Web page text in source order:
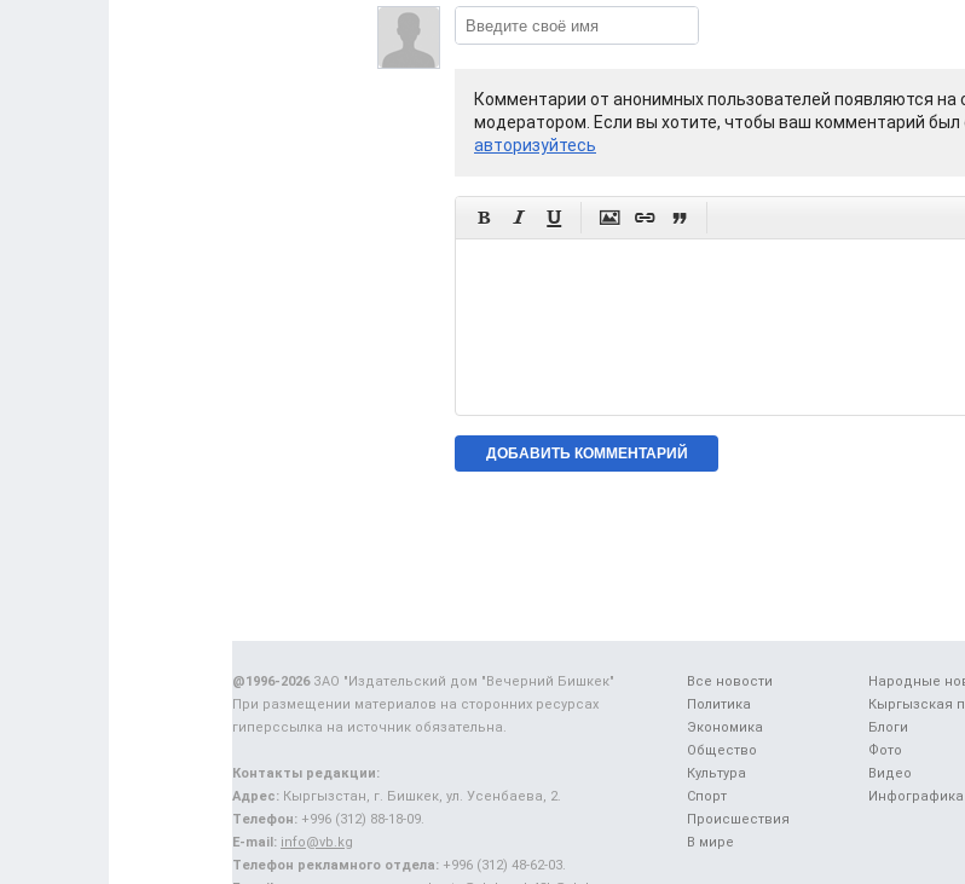
Комментарии от анонимных пользователей появляются на
модератором. Если вы хотите, чтобы ваш комментарий был
авторизуйтесь
     
Все новости
Политика
Экономика
Общество
Культура
Спорт
Происшествия
В мире
Народные
Кыргызская
Блоги
Фото
Видео
Инфографика
@1996-2026ЗАО "Издательский дом "Вечерний Бишкек"
При размещении материалов на сторонних ресурсах
гиперссылка на источник обязательна.
Контакты редакции:
Адрес: Кыргызстан, г. Бишкек, ул. Усенбаева, 2.
Телефон: +996 (312) 88-18-09.
E-mail: info@vb.kg
Телефон рекламного отдела: +996 (312) 48-62-03.